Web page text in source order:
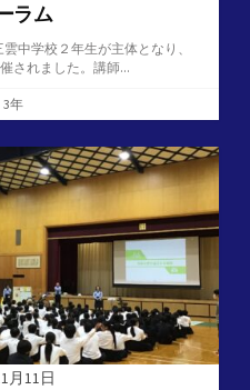
ラム
中学校２年生が主体となり、
されました。講師...
3年
月11日